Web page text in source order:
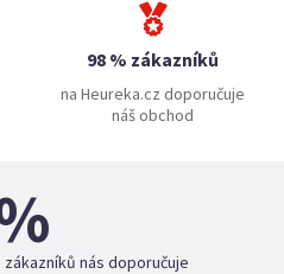
98 % zákazníků
na Heureka.cz doporučuje
náš obchod
nás doporučuje